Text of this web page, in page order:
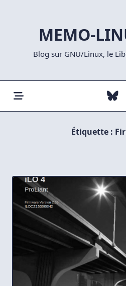
MEMO-
Blog sur GNU/Linux, le
Étiquette :